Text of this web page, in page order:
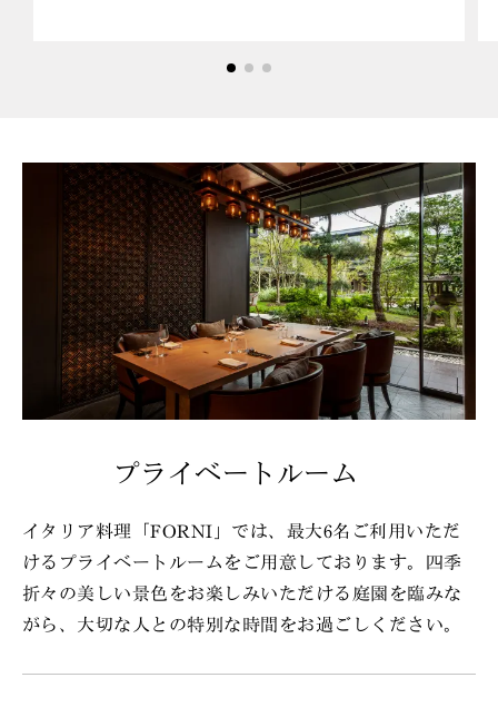
3つのディナーコース
予約
■モデラーレ（5品） ￥12,000
■コンテント（6品） ￥15,000
■ディベルティート（7品 ） ￥19,000
プライベートルーム
イタリア料理「FORNI」では、最大6名ご利用いただ
けるプライベートルームをご用意しております。四季
折々の美しい景色をお楽しみいただける庭園を臨みな
がら、大切な人との特別な時間をお過ごしください。